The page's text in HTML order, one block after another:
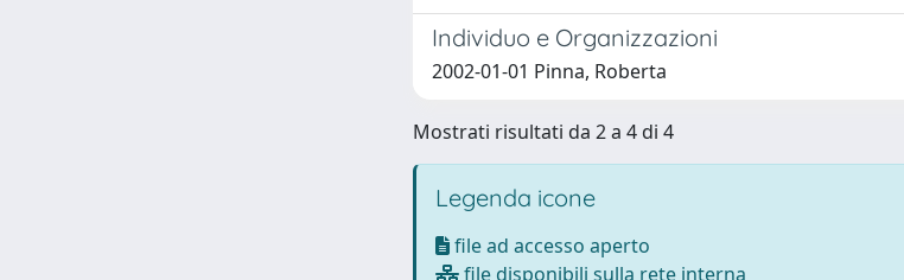
Individuo e Organizzazioni
2002-01-01 Pinna, Roberta
Mostrati risultati da 2 a 4 di 4
Legenda icone
file ad accesso aperto
file disponibili sulla rete interna